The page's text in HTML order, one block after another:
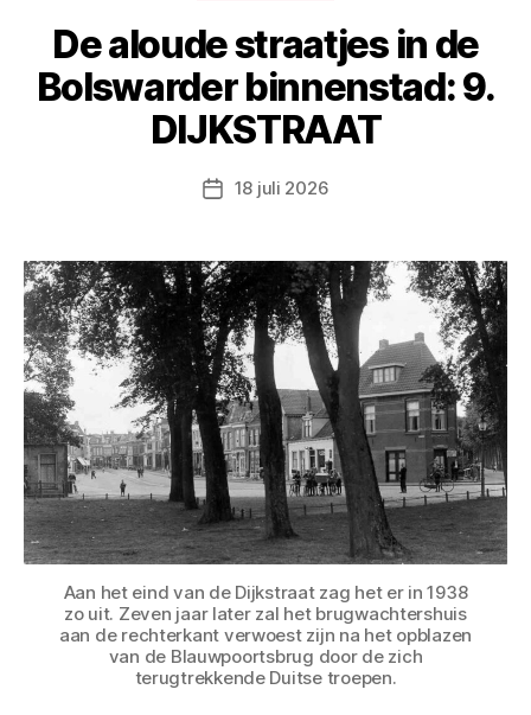
De aloude straatjes in de
Bolswarder binnenstad: 9.
DIJKSTRAAT
Berichtdatum
18 juli 2026
Aan het eind van de Dijkstraat zag het er in 1938
zo uit. Zeven jaar later zal het brugwachtershuis
aan de rechterkant verwoest zijn na het opblazen
van de Blauwpoortsbrug door de zich
terugtrekkende Duitse troepen.